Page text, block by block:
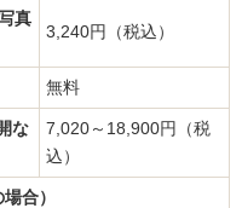
真
3,240円（税込）
無料
な
7,020～18,900円（税
込）
合）